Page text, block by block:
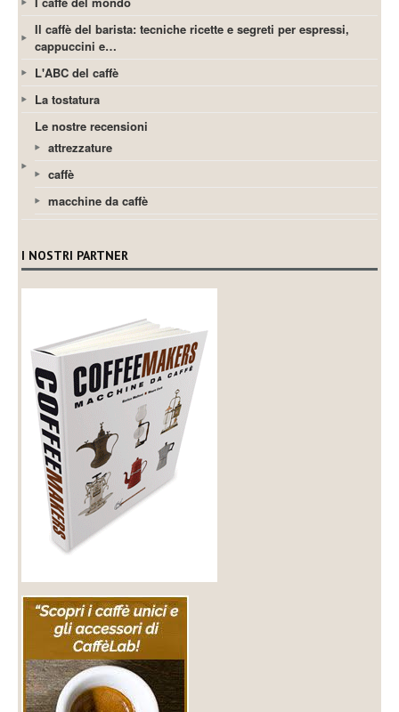
Il caffè del barista: tecniche ricette e segreti per espressi,
cappuccini e…
L'ABC del caffè
La tostatura
Le nostre recensioni
attrezzature
caffè
macchine da caffè
I NOSTRI PARTNER